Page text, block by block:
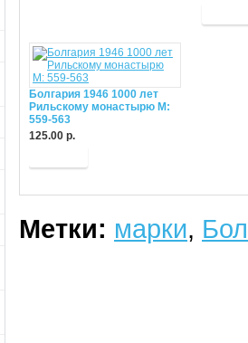
Болгария 1946 1000 лет
Рильскому монастырю М:
559-563
125.00 р.
Метки: марки,